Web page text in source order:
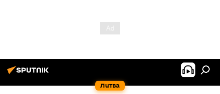
Литва